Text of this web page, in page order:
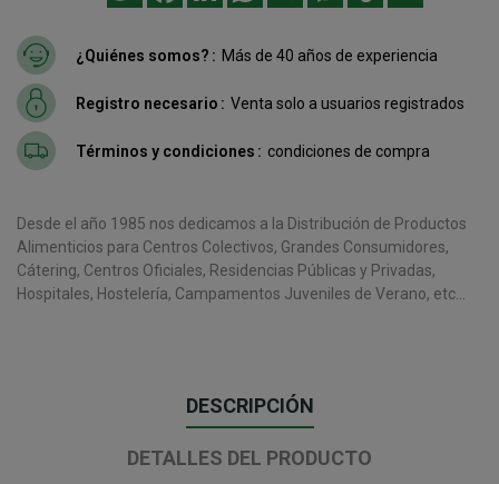
¿Quiénes somos? Más de 40 años de experiencia
Registro necesario Venta solo a usuarios registrados
Términos y condiciones condiciones de compra
Desde el año 1985 nos dedicamos a la Distribución de Productos
Alimenticios para Centros Colectivos, Grandes Consumidores,
Cátering, Centros Oficiales, Residencias Públicas y Privadas,
Hospitales, Hostelería, Campamentos Juveniles de Verano, etc...
DESCRIPCIÓN
DETALLES DEL PRODUCTO